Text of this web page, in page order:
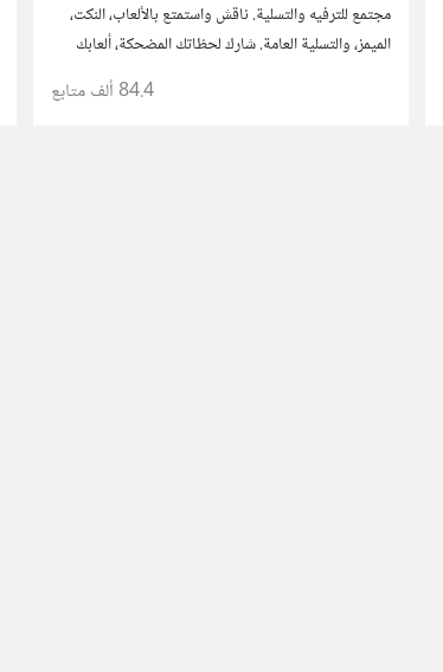
مجتمع للترفيه والتسلية. ناقش واستمتع بالألعاب، النكت،
الميمز، والتسلية العامة. شارك لحظاتك المضحكة، ألعابك
المفضلة، وتفاعل مع أعضاء آخرين يبحثون عن المتعة
84.4 ألف متابع